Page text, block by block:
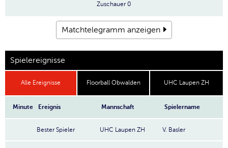
Zuschauer 0
Matchtelegramm anzeigen
Spielereignisse
Alle Ereignisse Floorball Obwalden UHC Laupen ZH
Minute Ereignis Mannschaft Spielername
Bester Spieler UHC Laupen ZH V. Basler